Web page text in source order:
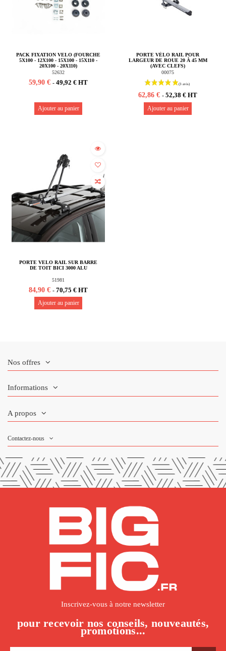
PACK FIXATION VELO (FOURCHE
5X100 - 12X100 - 15X100 - 15X110 -
20X100 - 20X110)
52632
59,90 € - 49,92 € HT
Ajouter au panier
PORTE VÉLO RAIL POUR
LARGEUR DE ROUE 20 À 45 MM
(AVEC CLEFS)
00075
62,86 € - 52,38 € HT
Ajouter au panier
PORTE VELO RAIL SUR BARRE
DE TOIT BICI 3000 ALU
51981
84,90 € - 70,75 € HT
Ajouter au panier
Nos offres
Informations
A propos
Contactez-nous
Inscrivez-vous à notre newsletter
pour recevoir nos conseils, nouveautés,
promotions...